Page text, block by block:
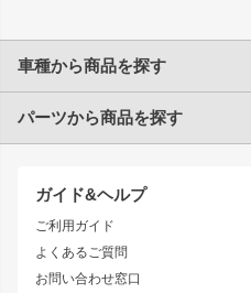
ガイド&ヘルプ
ご利用ガイド
よくあるご質問
お問い合わせ窓口
車種から商品を探す
トヨタ
JZX90 CHASER
JZX110 MARK II
JZX100 MARK II
JZX90 MARK II
パーツから商品を探す
エアロシリーズ
ドリフトライン
風神
雷神